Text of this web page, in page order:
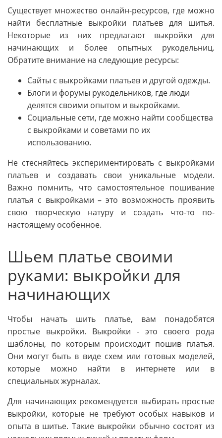
Существует множество онлайн-ресурсов, где можно
найти бесплатные выкройки платьев для шитья.
Некоторые из них предлагают выкройки для
начинающих и более опытных рукодельниц.
Обратите внимание на следующие ресурсы:
Сайты с выкройками платьев и другой одежды.
Блоги и форумы рукодельников, где люди
делятся своими опытом и выкройками.
Социальные сети, где можно найти сообщества
с выкройками и советами по их
использованию.
Не стесняйтесь экспериментировать с выкройками
платьев и создавать свои уникальные модели.
Важно помнить, что самостоятельное пошивание
платья с выкройками – это возможность проявить
свою творческую натуру и создать что-то по-
настоящему особенное.
Шьем платье своими
руками: выкройки для
начинающих
Чтобы начать шить платье, вам понадобятся
простые выкройки. Выкройки - это своего рода
шаблоны, по которым происходит пошив платья.
Они могут быть в виде схем или готовых моделей,
которые можно найти в интернете или в
специальных журналах.
Для начинающих рекомендуется выбирать простые
выкройки, которые не требуют особых навыков и
опыта в шитье. Такие выкройки обычно состоят из